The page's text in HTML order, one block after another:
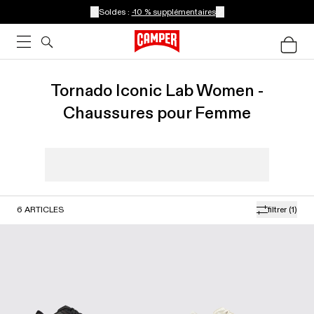
Soldes : -10 % supplémentaires
Tornado Iconic Lab Women -
Chaussures pour Femme
filtrer (1)
6 ARTICLES